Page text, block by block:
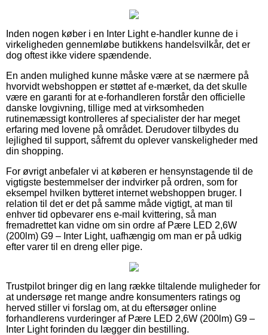
Inden nogen køber i en Inter Light e-handler kunne de i
virkeligheden gennemløbe butikkens handelsvilkår, det er
dog oftest ikke videre spændende.
En anden mulighed kunne måske være at se nærmere på
hvorvidt webshoppen er støttet af e-mærket, da det skulle
være en garanti for at e-forhandleren forstår den officielle
danske lovgivning, tillige med at virksomheden
rutinemæssigt kontrolleres af specialister der har meget
erfaring med lovene på området. Derudover tilbydes du
lejlighed til support, såfremt du oplever vanskeligheder med
din shopping.
For øvrigt anbefaler vi at køberen er hensynstagende til de
vigtigste bestemmelser der indvirker på ordren, som for
eksempel hvilken bytteret internet webshoppen bruger. I
relation til det er det på samme måde vigtigt, at man til
enhver tid opbevarer ens e-mail kvittering, så man
fremadrettet kan vidne om sin ordre af Pære LED 2,6W
(200lm) G9 – Inter Light, uafhængig om man er på udkig
efter varer til en dreng eller pige.
Trustpilot bringer dig en lang række tiltalende muligheder for
at undersøge ret mange andre konsumenters ratings og
herved stiller vi forslag om, at du eftersøger online
forhandlerens vurderinger af Pære LED 2,6W (200lm) G9 –
Inter Light forinden du lægger din bestilling.